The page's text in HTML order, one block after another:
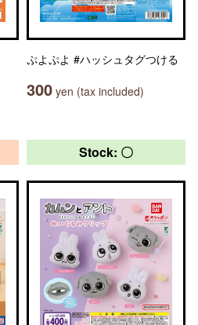
ぷよぷよ #ハッシュタグつける
300 yen (tax included)
Stock: 〇